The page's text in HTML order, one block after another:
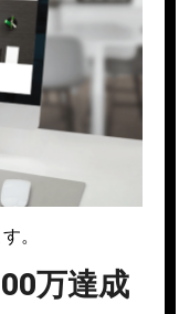
。
万達成